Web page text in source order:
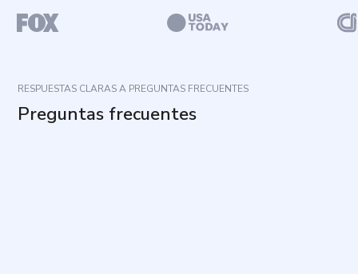
RESPUESTAS CLARAS A PREGUNTAS FRECUENTES
Preguntas frecuentes